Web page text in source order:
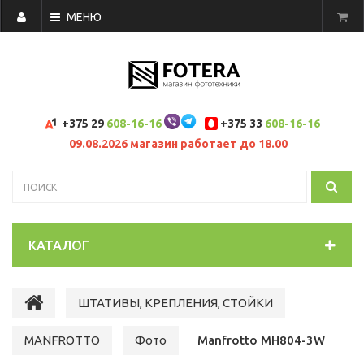
МЕНЮ
+375 29 608-16-16 +375 33 608-16-16
09.08.2026 магазин работает до 18.00
КАТАЛОГ
ШТАТИВЫ, КРЕПЛЕНИЯ, СТОЙКИ
MANFROTTO Фото Manfrotto MH804-3W